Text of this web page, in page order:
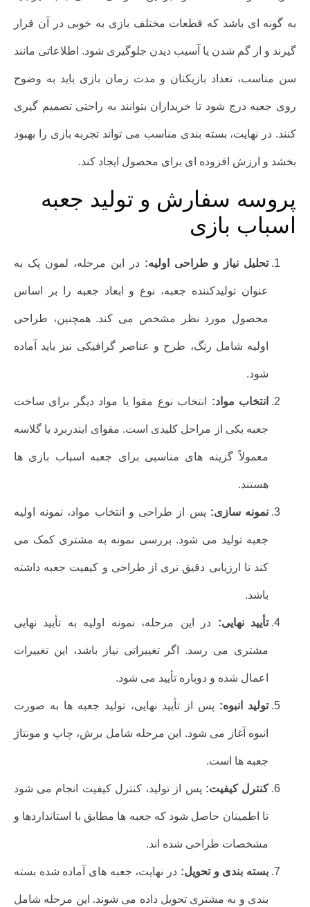
به گونه ای باشد که قطعات مختلف بازی به خوبی در آن قرار
گیرند و از گم شدن یا آسیب دیدن جلوگیری شود. اطلاعاتی مانند
سن مناسب، تعداد بازیکنان و مدت زمان بازی باید به وضوح
روی جعبه درج شود تا خریداران بتوانند به راحتی تصمیم گیری
کنند. در نهایت، بسته بندی مناسب می تواند تجربه بازی را بهبود
بخشد و ارزش افزوده ای برای محصول ایجاد کند.
پروسه سفارش و تولید جعبه
اسباب بازی
تحلیل نیاز و طراحی اولیه: در این مرحله، لمون پک به
عنوان تولیدکننده جعبه، نوع و ابعاد جعبه را بر اساس
محصول مورد نظر مشخص می کند. همچنین، طراحی
اولیه شامل رنگ، طرح و عناصر گرافیکی نیز باید آماده
شود.
انتخاب مواد: انتخاب نوع مقوا یا مواد دیگر برای ساخت
جعبه یکی از مراحل کلیدی است. مقوای ایندربرد یا گلاسه
معمولاً گزینه های مناسبی برای جعبه اسباب بازی ها
هستند.
نمونه سازی: پس از طراحی و انتخاب مواد، نمونه اولیه
جعبه تولید می شود. بررسی نمونه به مشتری کمک می
کند تا ارزیابی دقیق تری از طراحی و کیفیت جعبه داشته
باشد.
تأیید نهایی: در این مرحله، نمونه اولیه به تأیید نهایی
مشتری می رسد. اگر تغییراتی نیاز باشد، این تغییرات
اعمال شده و دوباره تأیید می شود.
تولید انبوه: پس از تأیید نهایی، تولید جعبه ها به صورت
انبوه آغاز می شود. این مرحله شامل برش، چاپ و مونتاژ
جعبه ها است.
کنترل کیفیت: پس از تولید، کنترل کیفیت انجام می شود
تا اطمینان حاصل شود که جعبه ها مطابق با استانداردها و
مشخصات طراحی شده اند.
بسته بندی و تحویل: در نهایت، جعبه های آماده شده بسته
بندی و به مشتری تحویل داده می شوند. این مرحله شامل